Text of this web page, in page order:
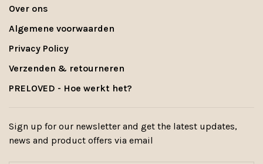
Over ons
Algemene voorwaarden
Privacy Policy
Verzenden & retourneren
PRELOVED - Hoe werkt het?
Sign up for our newsletter and get the latest updates,
news and product offers via email